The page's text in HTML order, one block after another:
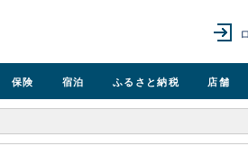
保険 宿泊 ふるさと納税 店舗